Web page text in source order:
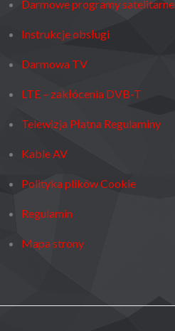
Darmowe programy satelitarne
Instrukcje obsługi
Darmowa TV
LTE – zakłócenia DVB-T
Telewizja Płatna Regulaminy
Kable AV
Polityka plików Cookie
Regulamin
Mapa strony